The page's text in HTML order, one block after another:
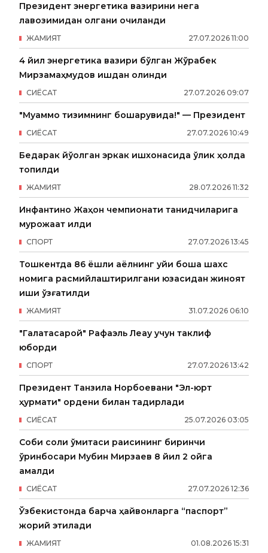
Президент энергетика вазирини нега
лавозимидан олгани очиқланди
27.07.2026 11:00
ЖАМИЯТ
4 йил энергетика вазири бўлган Жўрабек
Мирзамаҳмудов ишдан олинди
27.07.2026 09:07
СИËСАТ
"Муаммо тизимнинг бошқарувида!" — Президент
27.07.2026 10:49
СИËСАТ
Бедарак йўқолган эркак ишхонасида ўлик ҳолда
топилди
28.07.2026 11:32
ЖАМИЯТ
Инфантино Жаҳон чемпионати танқидчиларига
мурожаат қилди
27.07.2026 13:45
СПОРТ
Тошкентда 86 ёшли аёлнинг уйи бошқа шахс
номига расмийлаштирилгани юзасидан жиноят
иши қўзғатилди
31.07.2026 06:10
ЖАМИЯТ
"Галатасарой" Рафаэль Леау учун таклиф
юборди
27.07.2026 13:42
СПОРТ
Президент Танзила Норбоевани "Эл-юрт
ҳурмати" ордени билан тақдирлади
25.07.2026 03:05
СИËСАТ
Собиқ солиқ қўмитаси раисининг биринчи
ўринбосари Мубин Мирзаев 8 йил 2 ойга
қамалди
27.07.2026 12:36
СИËСАТ
Ўзбекистонда барча ҳайвонларга “паспорт”
жорий этилади
01.08.2026 15:31
ЖАМИЯТ